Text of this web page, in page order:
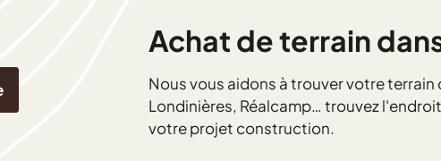
Achat de terrain
Nous vous aidons à trouver votre
Londinières, Réalcamp… trouvez
votre projet construction.